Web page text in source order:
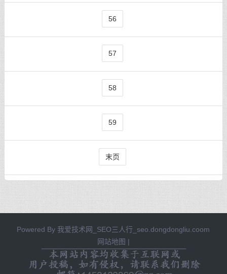
56
57
58
59
末页
Powered By 我爱技术网_SEO三人行_seo.dongdongliu.coom
网站地图 |